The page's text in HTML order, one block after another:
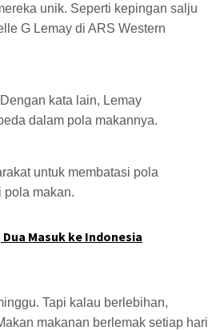
unik. Seperti kepingan salju
G Lemay di ARS Western
kata lain, Lemay
dalam pola makannya.
untuk membatasi pola
pola makan.
Masuk ke Indonesia
Tapi kalau berlebihan,
makanan berlemak setiap hari